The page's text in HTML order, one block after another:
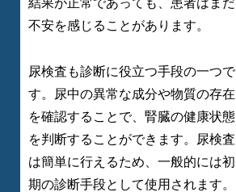
結果が正常であっても、患者はまだ
不安を感じることがあります。
尿検査も診断に役立つ手段の一つで
す。尿中の異常な成分や物質の存在
を確認することで、腎臓の健康状態
を判断することができます。尿検査
は簡単に行えるため、一般的には初
期の診断手段として使用されます。